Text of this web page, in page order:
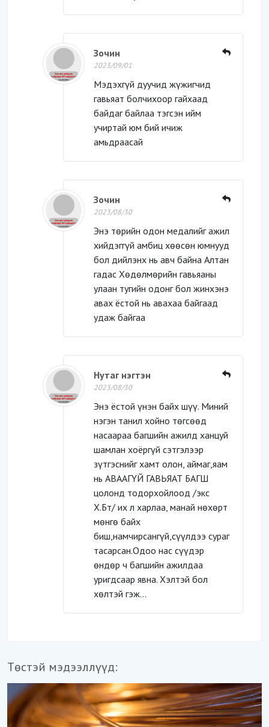
Зочин
2023/09/01
Мэдэхгүй дуучид жүжигчид
гавьяат болчихоор гайхаад
байдаг байлаа тэгсэн ийм
учиртай юм бий ичиж
амьдраасай
Зочин
2023/08/30
Энэ төрийн одон медалийг ажил
хийдэггүй амбиц хөөсөн юмнууд
бол дийлэнх нь авч байна Алтан
гадас Хөдөлмөрийн гавьяаны
улаан тугийн одонг бол жинхэнэ
авах ёстой нь авахаа байгаад
удаж байгаа
Нутаг нэгтэн
2023/08/30
Энэ ёстой үнэн байх шүү. Миний
нэгэн танил хойно төгсөөд
насаараа багшийн ажилд ханцуй
шамлан хоёргүй сэтгэлээр
зүтгэснийг хамт олон, аймаг,яам
нь АВААГҮЙ ГАВЬЯАТ БАГШ
цолонд тодорхойлоод /экс
Х.Бт/ их л харлаа, манай нөхөрт
мөнгө байх
биш,намчирсангүй,сүүлдээ сураг
тасарсан.Одоо нас сүүдэр
өндөр ч багшийн ажилдаа
уригдсаар явна. Хэлтэй бол
хөлтэй гэж...
Төстэй мэдээллүүд: